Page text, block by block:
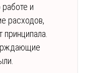
и
расходов,